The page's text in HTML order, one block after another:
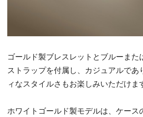
ゴールド製ブレスレットとブルーまた
ストラップを付属し、カジュアルであ
ィなスタイルさもお楽しみいただけま
ホワイトゴールド製モデルは、ケース